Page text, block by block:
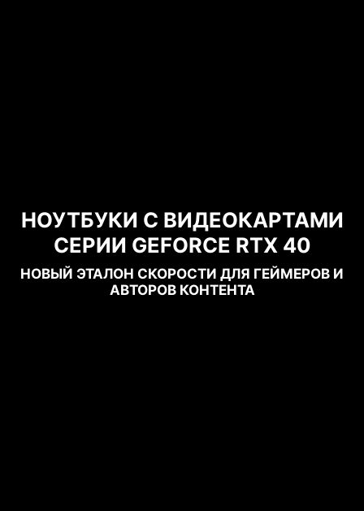
НОУТБУКИ С ВИДЕОКАРТАМИ
СЕРИИ GEFORCE RTX 40
НОВЫЙ ЭТАЛОН СКОРОСТИ ДЛЯ ГЕЙМЕРОВ И
АВТОРОВ КОНТЕНТА